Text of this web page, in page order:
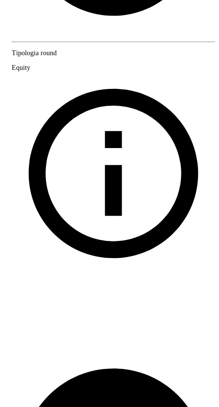
Tipologia round
Equity